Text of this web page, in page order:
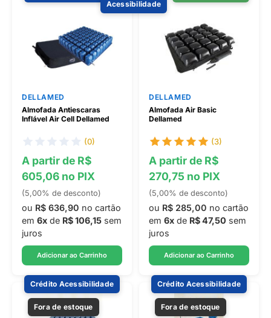
DELLAMED
Almofada Antiescaras
Inflável Air Cell Dellamed
(0)
A partir de R$
605,06 no PIX
(5,00% de desconto)
ou R$ 636,90 no cartão
em 6x de R$ 106,15 sem
juros
Adicionar ao Carrinho
Acessibilidade
DELLAMED
Almofada Air Basic
Dellamed
(3)
A partir de R$
270,75 no PIX
(5,00% de desconto)
ou R$ 285,00 no cartão
em 6x de R$ 47,50 sem
juros
Adicionar ao Carrinho
Crédito Acessibilidade
Fora de estoque
Crédito Acessibilidade
Fora de estoque